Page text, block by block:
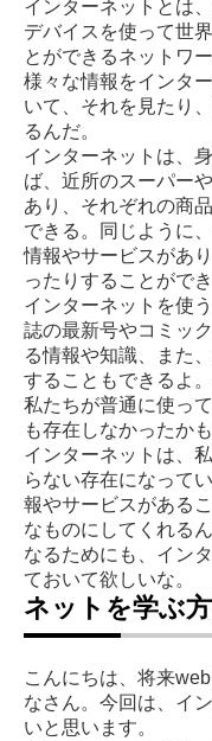
インターネットとは
デバイスを使って世
とができるネットワ
様々な情報をインタ
いて、それを見たり
るんだ。
インターネットは、
ば、近所のスーパー
あり、それぞれの商
できる。同じように
情報やサービスがあ
ったりすることができ
インターネットを使
誌の最新号やコミッ
る情報や知識、また
することもできるよ
私たちが普通に使っ
も存在しなかったか
インターネットは、
らない存在になって
報やサービスがある
なものにしてくれる
なるためにも、イン
ておいて欲しいな。
ネットを学ぶ
こんにちは、将来
なさん。今回は、イ
いと思います。